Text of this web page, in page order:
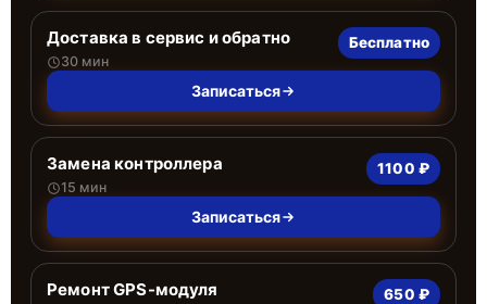
Доставка в сервис и обратно
30 мин
Бесплатно
Записаться
Замена контроллера
15 мин
1100 ₽
Записаться
Ремонт GPS-модуля 650 ₽